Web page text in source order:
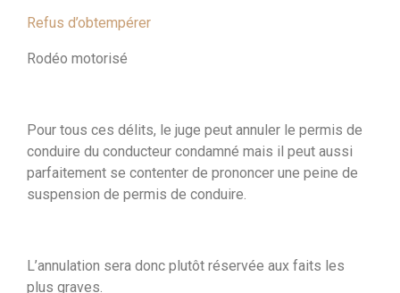
Refus d’obtempérer
Rodéo motorisé
Pour tous ces délits, le juge peut annuler le permis de
conduire du conducteur condamné mais il peut aussi
parfaitement se contenter de prononcer une peine de
suspension de permis de conduire.
L’annulation sera donc plutôt réservée aux faits les
plus graves.